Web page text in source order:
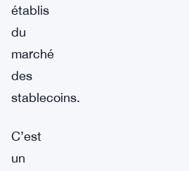
établis
du
marché
des
stablecoins.
C’est
un